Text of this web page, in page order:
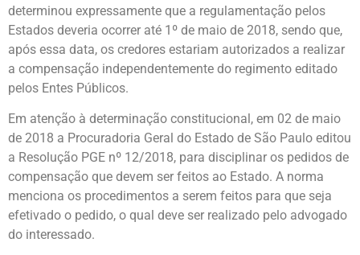
determinou expressamente que a regulamentação pelos
Estados deveria ocorrer até 1º de maio de 2018, sendo que,
após essa data, os credores estariam autorizados a realizar
a compensação independentemente do regimento editado
pelos Entes Públicos.
Em atenção à determinação constitucional, em 02 de maio
de 2018 a Procuradoria Geral do Estado de São Paulo editou
a Resolução PGE nº 12/2018, para disciplinar os pedidos de
compensação que devem ser feitos ao Estado. A norma
menciona os procedimentos a serem feitos para que seja
efetivado o pedido, o qual deve ser realizado pelo advogado
do interessado.